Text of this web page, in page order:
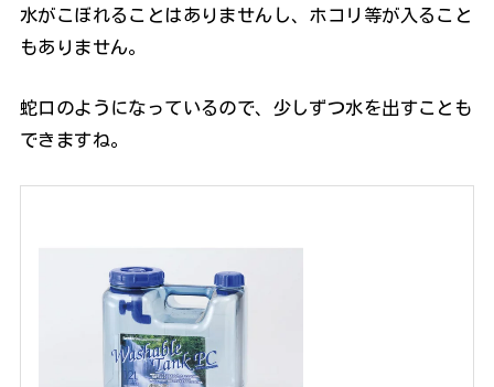
水がこぼれることはありませんし、ホコリ等が入ること
もありません。
蛇口のようになっているので、少しずつ水を出すことも
できますね。